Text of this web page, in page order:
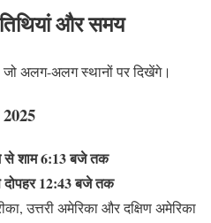
और समय
जो अलग-अलग स्थानों पर दिखेंगे।
से शाम 6:13 बजे तक
12:43 बजे तक
उत्तरी अमेरिका और दक्षिण अमेरिका